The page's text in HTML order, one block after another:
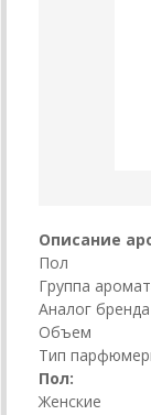
Описание
Пол
Группа
Аналог бренда
Объем
Тип
Пол:
Женские